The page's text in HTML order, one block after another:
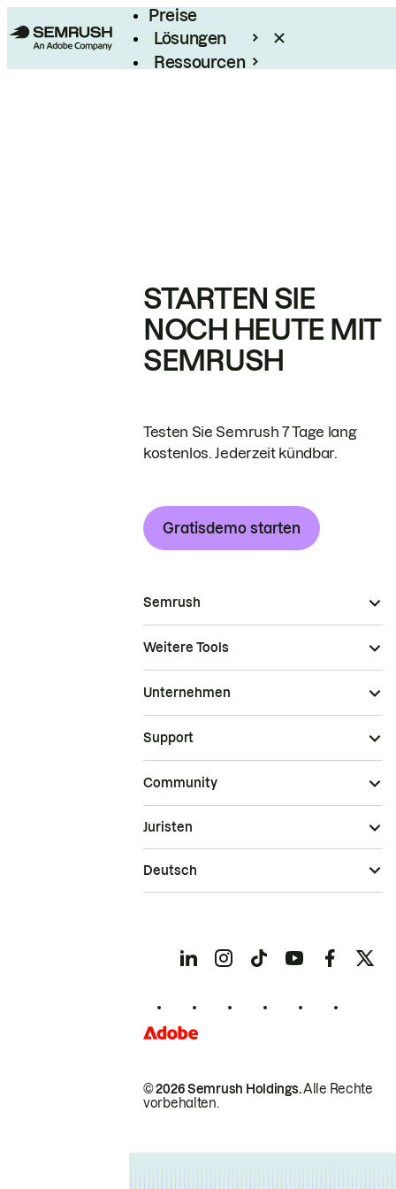
Preise
Lösungen
Ressourcen
STARTEN SIE
NOCH HEUTE MIT
SEMRUSH
Testen Sie Semrush 7 Tage lang
kostenlos. Jederzeit kündbar.
Gratisdemo starten
Semrush
Weitere Tools
Unternehmen
Support
Community
© 2026 Semrush Holdings.Alle Rechte
vorbehalten.
Juristen
Deutsch